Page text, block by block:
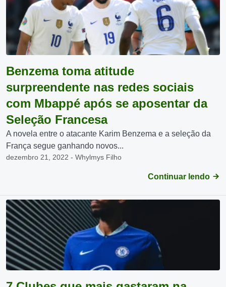
Benzema toma atitude
surpreendente nas redes sociais
com Mbappé após se aposentar da
Seleção Francesa
A novela entre o atacante Karim Benzema e a seleção da
França segue ganhando novos...
dezembro 21, 2022 - Whylmys Filho
Continuar lendo